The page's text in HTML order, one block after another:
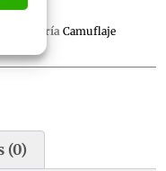
Categoría Camuflaje
(0)